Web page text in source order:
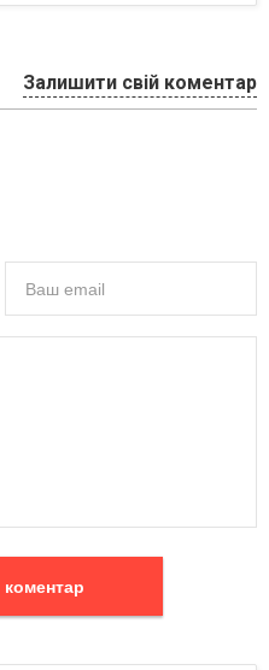
Залишити свій коментар
Залишити коментар